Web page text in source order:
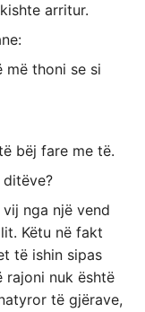
arritur.
më thoni se si
bëj fare me të.
nga një vend
Këtu në fakt
të ishin sipas
rajoni nuk është
të gjërave,